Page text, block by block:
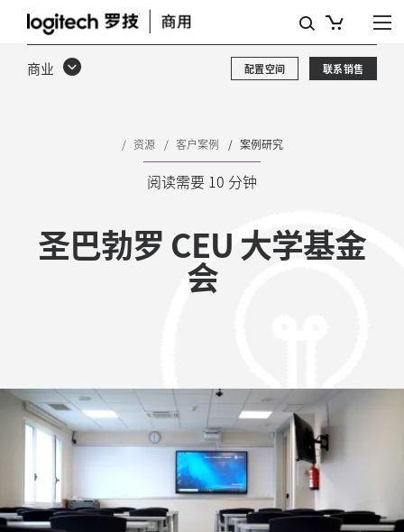
圣
巴
混
合
教
学
商业 联系销售
配置空间
资源 客户案例 案例研究
阅读需要 10 分钟
圣巴勃罗 CEU 大学基金
会